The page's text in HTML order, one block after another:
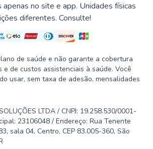
apenas no site e app. Unidades físicas
diferentes. Consulte!
de saúde e não garante a cobertura
e de custos assistenciais à saúde. Você
usar, sem taxa de adesão, mensalidades
LTDA / CNPJ: 19.258.530/0001-
23106048 / Endereço: Rua Tenente
sala 04, Centro, CEP 83.005-360, São